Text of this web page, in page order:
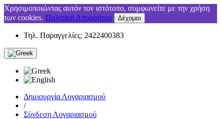
Χρησιμοποιώντας αυτόν τον ιστότοπο, συμφωνείτε με την χρήση
των cookies. Πολιτική Απορρήτου Δέχομαι
Τηλ. Παραγγελίες: 2422400383
Δημιουργία Λογαριασμού
/
Σύνδεση Λογαριασμού